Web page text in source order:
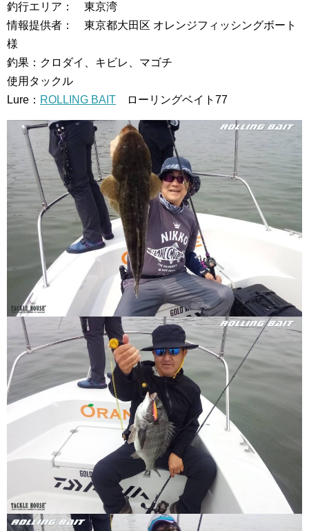
釣行エリア： 東京湾
情報提供者： 東京都大田区 オレンジフィッシングボート
様
釣果：クロダイ、キビレ、マゴチ
使用タックル
Lure： ROLLING BAIT ローリングベイト77